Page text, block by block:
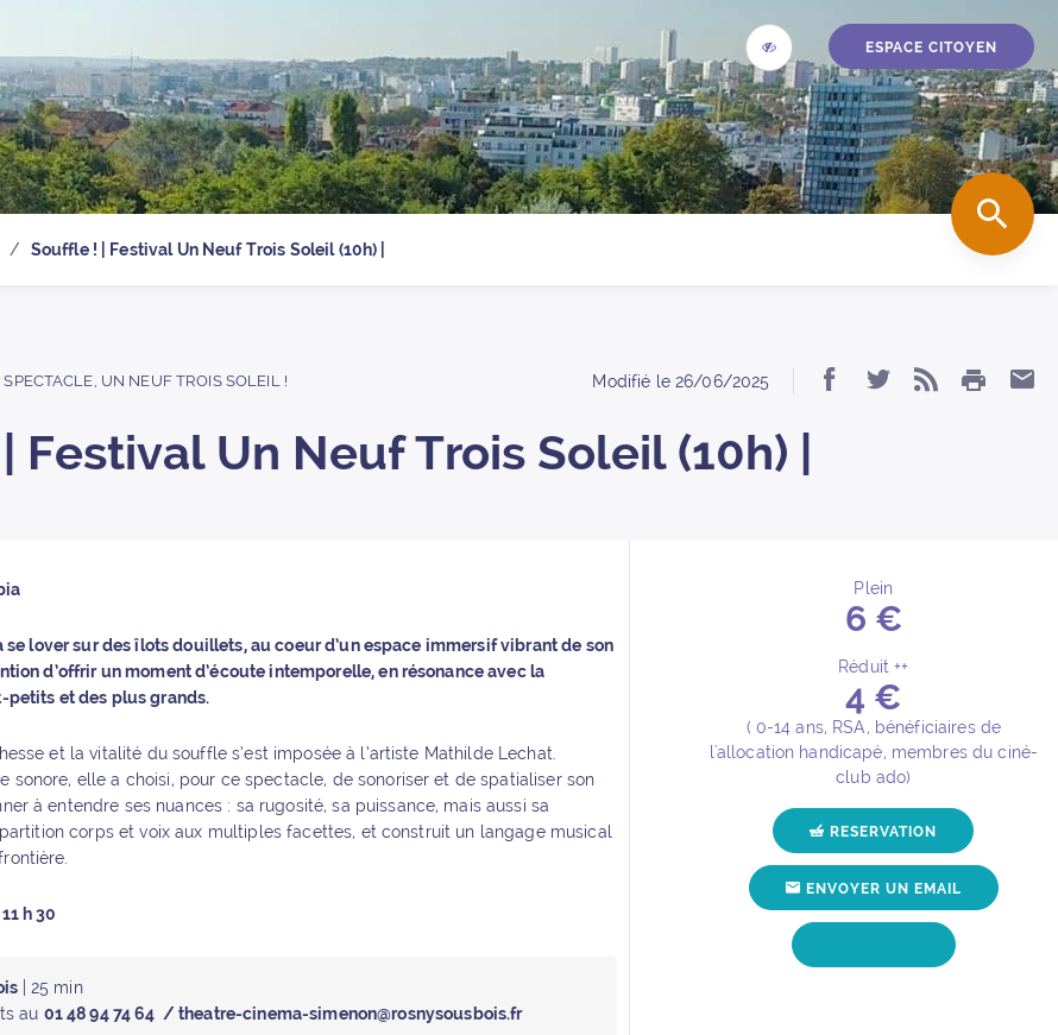
la page d’accueil
ACCESSIBILITÉ
ESPACE CITOYEN
Souffle ! | Festival Un Neuf Trois Soleil (10h) |
SPECTACLE, UN NEUF TROIS SOLEIL ! Modifié le 26/06/2025 Partager «
Partager «
Festival Un Neuf Trois Soleil (10h) |
lover sur des îlots douillets, au coeur d’un espace immersif vibrant de son
d’offrir un moment d’écoute intemporelle, en résonance avec la
petits et des plus grands.
et la vitalité du souffle s’est imposée à l’artiste Mathilde Lechat.
sonore, elle a choisi, pour ce spectacle, de sonoriser et de spatialiser son
à entendre ses nuances : sa rugosité, sa puissance, mais aussi sa
corps et voix aux multiples facettes, et construit un langage musical
h 30
| 25 min
au 01 48 94 74 64 / theatre-cinema-simenon@rosnysousbois.fr
Détails de l’événement
Plein
6 €
Réduit ++
4 €
( 0-14 ans, RSA, bénéficiaires de
l'allocation handicapé, membres du ciné-
club ado)
RESERVATION POUR
ENVOYER UN EMAIL POUR
POUR